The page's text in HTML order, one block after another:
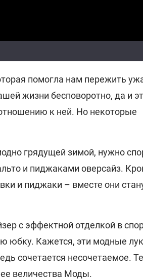
помогла нам пережить
жизни бесповоротно, да и
к ней. Но некоторые
грядущей зимой, нужно
и пиджаками оверсайз.
и пиджаки – вместе они
с эффектной отделкой в
юбку. Кажется, эти модные
сочетается несочетаемое.
величества Моды.